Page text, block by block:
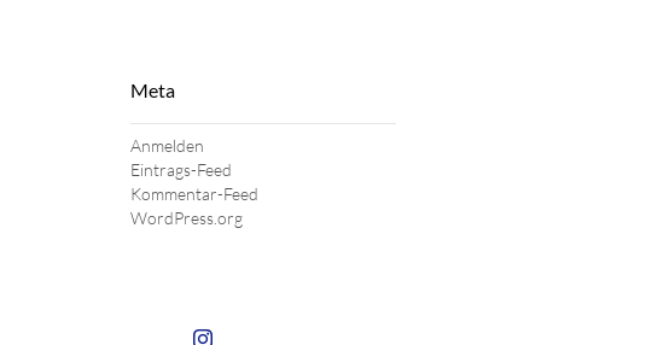
Meta
Anmelden
Eintrags-Feed
Kommentar-Feed
WordPress.org